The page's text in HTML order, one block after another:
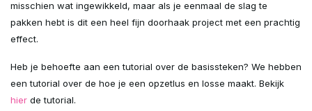
Uitverkocht
misschien wat ingewikkeld, maar als je eenmaal de slag te
pakken hebt is dit een heel fijn doorhaak project met een prachtig
effect.
Heb je behoefte aan een tutorial over de basissteken? We hebben
een tutorial over de hoe je een opzetlus en losse maakt. Bekijk
hier de tutorial.